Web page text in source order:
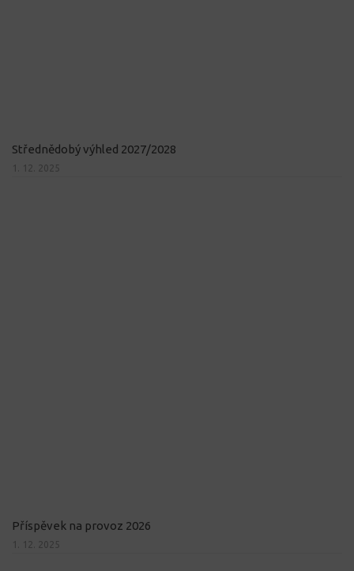
Střednědobý výhled 2027/2028
1. 12. 2025
Příspěvek na provoz 2026
1. 12. 2025